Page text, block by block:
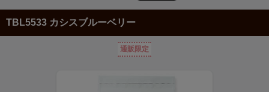
TBL5533 カシスブルーベリー
通販限定